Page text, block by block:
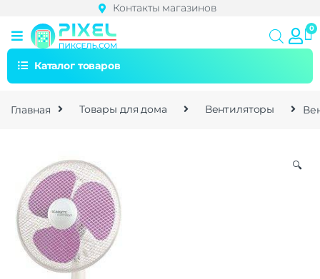
Контакты магазинов
Каталог товаров
Главная Товары для дома Вентиляторы
🔍